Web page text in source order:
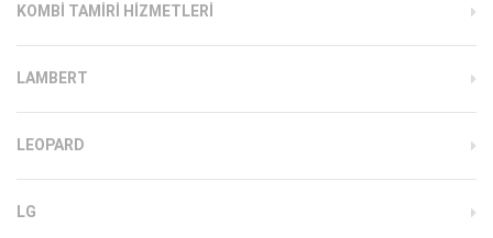
KOMBI TAMIRI HIZMETLERI
LAMBERT
LEOPARD
LG